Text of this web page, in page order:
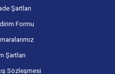
Şartları
Formu
Şartları
Sözleşmesi